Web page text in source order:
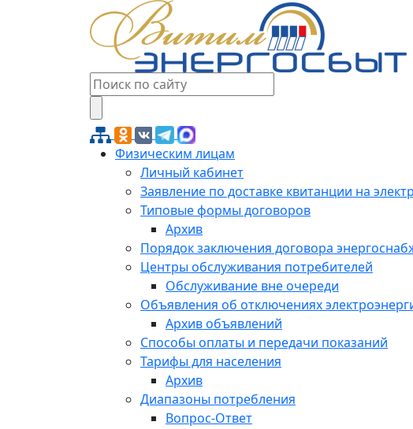
Физическим лицам
Личный кабинет
Заявление по доставке квитанции на
Типовые формы договоров
Архив
Порядок заключения договора
Центры обслуживания потребителей
Обслуживание вне очереди
Объявления об отключениях
Архив объявлений
Способы оплаты и передачи показаний
Тарифы для населения
Архив
Диапазоны потребления
Вопрос-Ответ